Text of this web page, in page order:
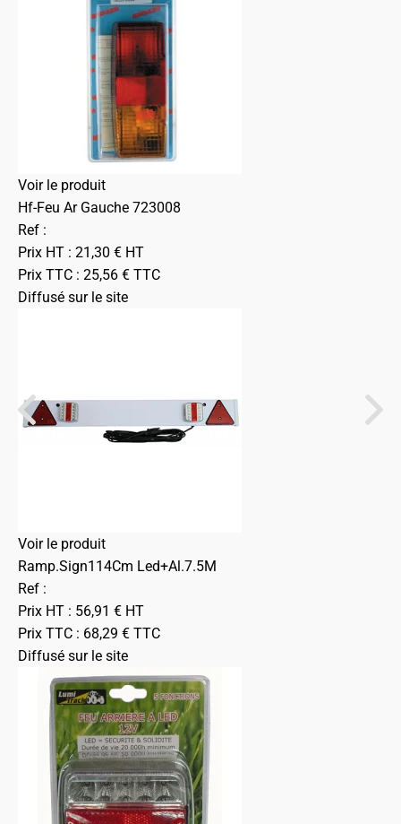
Voir le produit
Hf-Feu Ar Gauche 723008
Ref :
Prix HT : 21,30 € HT
Prix TTC : 25,56 € TTC
Diffusé sur le site
Voir le produit
Ramp.Sign114Cm Led+Al.7.5M
Ref :
Prix HT : 56,91 € HT
Prix TTC : 68,29 € TTC
Diffusé sur le site